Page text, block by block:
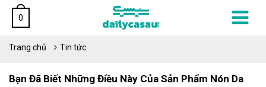
0
Trang chủ Tin tức
Bạn Đã Biết Những Điều Này Của Sản Phẩm Nón Da